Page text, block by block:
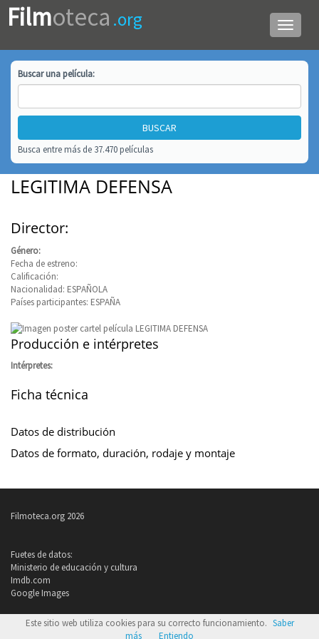
Menú
de
Filmoteca .org
Buscar unapelícula:
Busca entre más de 37.470 películas
LEGITIMA DEFENSA
Director:
Género:
Fecha de estreno:
Calificación:
Nacionalidad: ESPAÑOLA
Países participantes: ESPAÑA
Producción e intérpretes
Intérpretes:
Ficha técnica
Datos de distribución
Datos de formato, duración, rodaje y montaje
Filmoteca.org 2026
Fuetes de datos:
Ministerio de educación y cultura
Imdb.com
Google Images
Política de privacidad
Este sitio web utiliza cookies para su correcto funcionamiento. Saber
más
Entiendo